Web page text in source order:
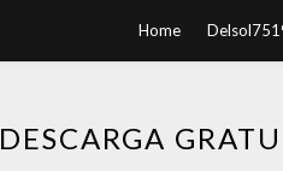
Home
DESCARGA